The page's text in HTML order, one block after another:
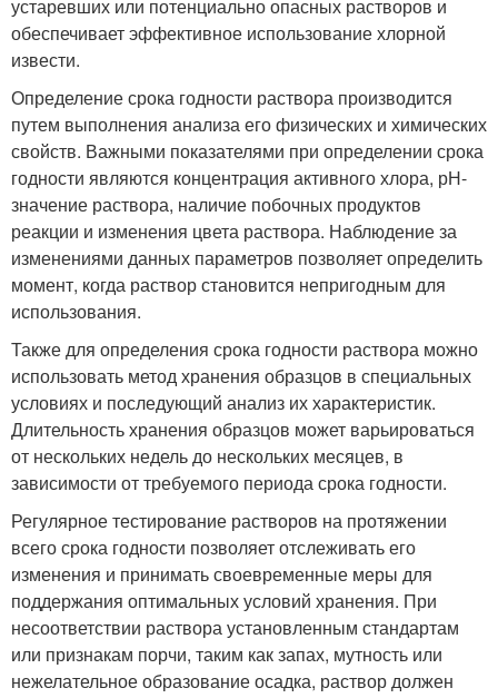
устаревших или потенциально опасных растворов и
обеспечивает эффективное использование хлорной
извести.
Определение срока годности раствора производится
путем выполнения анализа его физических и химических
свойств. Важными показателями при определении срока
годности являются концентрация активного хлора, рН-
значение раствора, наличие побочных продуктов
реакции и изменения цвета раствора. Наблюдение за
изменениями данных параметров позволяет определить
момент, когда раствор становится непригодным для
использования.
Также для определения срока годности раствора можно
использовать метод хранения образцов в специальных
условиях и последующий анализ их характеристик.
Длительность хранения образцов может варьироваться
от нескольких недель до нескольких месяцев, в
зависимости от требуемого периода срока годности.
Регулярное тестирование растворов на протяжении
всего срока годности позволяет отслеживать его
изменения и принимать своевременные меры для
поддержания оптимальных условий хранения. При
несоответствии раствора установленным стандартам
или признакам порчи, таким как запах, мутность или
нежелательное образование осадка, раствор должен